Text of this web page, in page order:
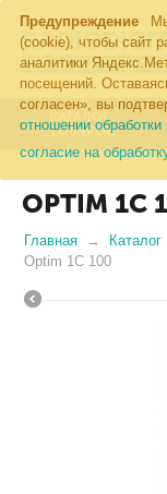
Предупреждение
(cookie), чтобы сайт
аналитики
посещений.
согласен», вы
отношении
согласие на
КАТАЛОГ
ТОВАРОВ
OPTIM 1C
Главная Каталог
Optim 1C 100